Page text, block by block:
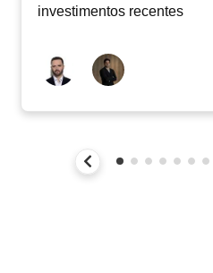
investimentos recentes